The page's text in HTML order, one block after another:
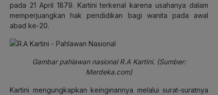
pada 21 April 1879. Kartini terkenal karena usahanya dalam
memperjuangkan hak pendidikan bagi wanita pada awal
abad ke-20.
Gambar pahlawan nasional R.A Kartini. (Sumber:
Merdeka.com)
Kartini mengungkapkan keinginannya melalui surat-suratnya